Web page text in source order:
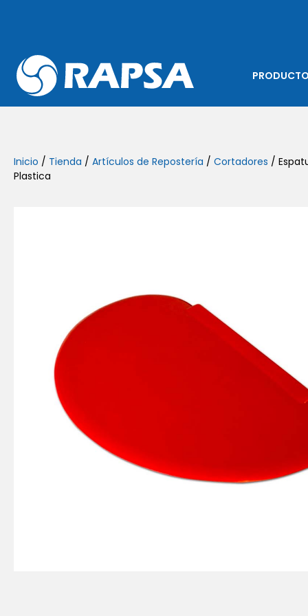
Inicio / Tienda / Artículos de Repostería / Cortadores /
Plastica